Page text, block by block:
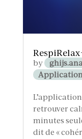
by
retrouver
minutes
dit de «